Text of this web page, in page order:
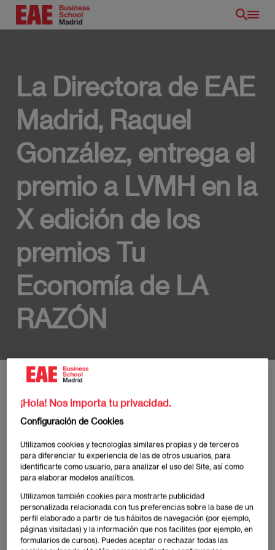
Pasar
La Directora de EAE
Madrid, Raquel
González, entrega el
premio a LVMH en la
X edición de los
premios Tu
Economía de LA
RAZÓN
Inicio
Publicado: 19/06/2024|Actualizado: 03/07/2025
Raquel González, directora de EAE Madrid entregó
el premio a LVMH como empresa líder en desarrollo
¡Hola! Nos importa tu privacidad.
Configuración de Cookies
Utilizamos cookies y tecnologías similares propias y de terceros
para diferenciar tu experiencia de las de otros usuarios, para
identificarte como usuario, para analizar el uso del Site, así como
para elaborar modelos analíticos.
Utilizamos también cookies para mostrarte publicidad
personalizada relacionada con tus preferencias sobre la base de un
perfil elaborado a partir de tus hábitos de navegación (por ejemplo,
páginas visitadas) y la información que nos facilites (por ejemplo, en
formularios de cursos). Puedes aceptar o rechazar todas las